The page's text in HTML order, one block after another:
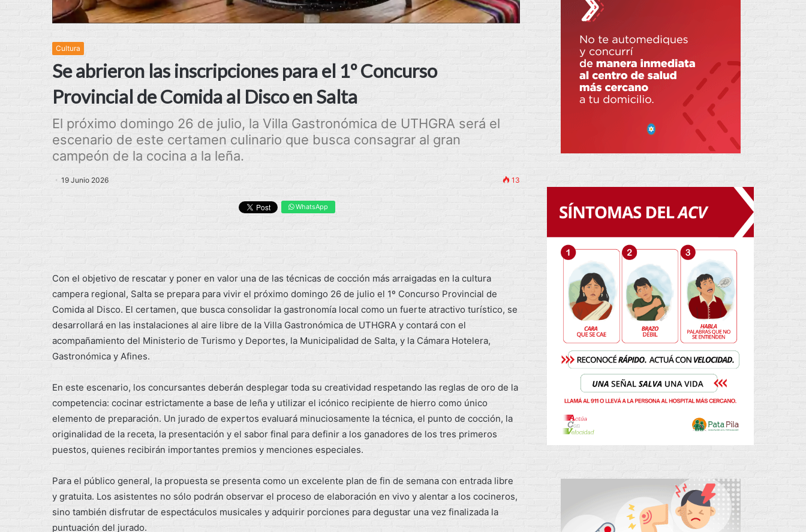
Cultura
Se abrieron las inscripciones para el 1º Concurso
Provincial de Comida al Disco en Salta
El próximo domingo 26 de julio, la Villa Gastronómica de UTHGRA será el
escenario de este certamen culinario que busca consagrar al gran
campeón de la cocina a la leña.
19 Junio 2026 13
WhatsApp
Con el objetivo de rescatar y poner en valor una de las técnicas de cocción más arraigadas en la cultura
campera regional, Salta se prepara para vivir el próximo domingo 26 de julio el 1º Concurso Provincial de
Comida al Disco. El certamen, que busca consolidar la gastronomía local como un fuerte atractivo turístico, se
desarrollará en las instalaciones al aire libre de la Villa Gastronómica de UTHGRA y contará con el
acompañamiento del Ministerio de Turismo y Deportes, la Municipalidad de Salta, y la Cámara Hotelera,
Gastronómica y Afines.
En este escenario, los concursantes deberán desplegar toda su creatividad respetando las reglas de oro de la
competencia: cocinar estrictamente a base de leña y utilizar el icónico recipiente de hierro como único
elemento de preparación. Un jurado de expertos evaluará minuciosamente la técnica, el punto de cocción, la
originalidad de la receta, la presentación y el sabor final para definir a los ganadores de los tres primeros
puestos, quienes recibirán importantes premios y menciones especiales.
Para el público general, la propuesta se presenta como un excelente plan de fin de semana con entrada libre
y gratuita. Los asistentes no sólo podrán observar el proceso de elaboración en vivo y alentar a los cocineros,
sino también disfrutar de espectáculos musicales y adquirir porciones para degustar una vez finalizada la
puntuación del jurado.